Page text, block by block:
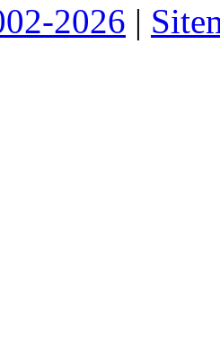
2026 |